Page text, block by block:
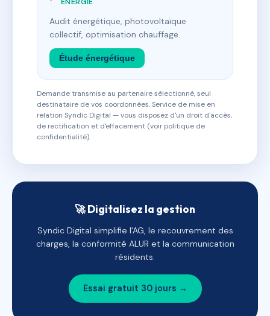
Audit énergétique, photovoltaïque
collectif, optimisation chauffage.
Étude énergétique
Demande transmise au partenaire sélectionné, seul
destinataire de vos coordonnées. Service de mise en
relation Syndic Digital — vous disposez d'un droit d'accès,
de rectification et d'effacement (voir politique de
confidentialité).
🚀 Digitalisez la gestion
Syndic Digital simplifie l'AG, le recouvrement des
charges, la conformité ALUR et la communication
résidents.
Essai gratuit 30 jours →